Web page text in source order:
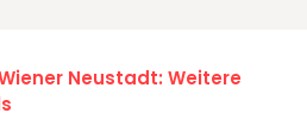
Neustadt: Weitere